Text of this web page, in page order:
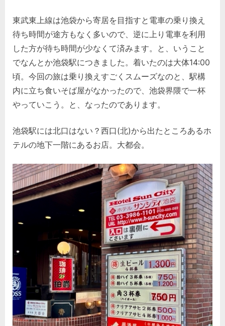
東武東上線は池袋から寄居を目指すと電車の乗り換え
待ち時間が途方もなく多いので、逆に上り電車を利用
した方が待ち時間が少なくて済みます。と、いうこと
でなんとか池袋駅につきました。着いたのは大体14:00
頃。今回の旅は乗り換えすごくスムーズなのと、駅構
内に立ち食いそば屋がなかったので、池袋界隈で一杯
やっていこう。と、なったのであります。
池袋駅には北口はない？西口(北)から出たところあるホ
テルの地下一階にあるお店。大都会。